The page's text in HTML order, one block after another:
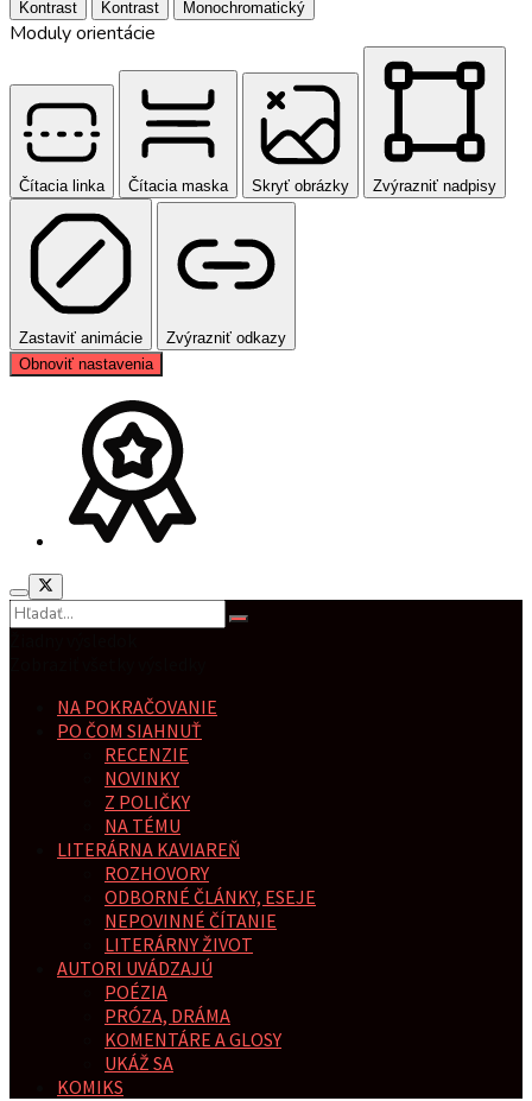
Kontrast Kontrast Monochromatický
Moduly orientácie
Čítacia linka Čítacia maska Skryť obrázky Zvýrazniť nadpisy
Zastaviť animácie
Zvýrazniť odkazy
Obnoviť nastavenia
NA POKRAČOVANIE
PO ČOM SIAHNUŤ
RECENZIE
NOVINKY
Z POLIČKY
NA TÉMU
LITERÁRNA KAVIAREŇ
ROZHOVORY
ODBORNÉ ČLÁNKY, ESEJE
NEPOVINNÉ ČÍTANIE
LITERÁRNY ŽIVOT
AUTORI UVÁDZAJÚ
POÉZIA
PRÓZA, DRÁMA
KOMENTÁRE A GLOSY
UKÁŽ SA
KOMIKS